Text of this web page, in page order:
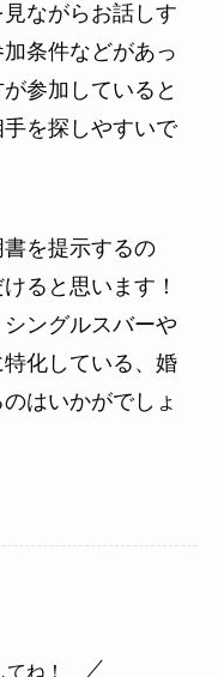
ながらお話しす
条件などがあっ
参加していると
を探しやすいで
を提示するの
ると思います！
ングルスバーや
化している、婚
はいかがでしょ
ね！